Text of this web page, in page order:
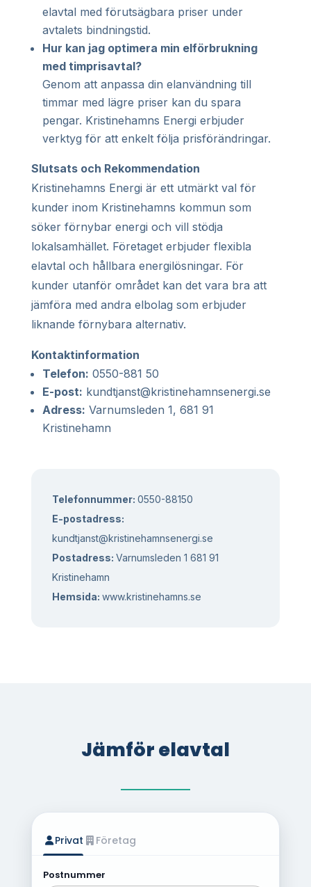
elavtal med förutsägbara priser under
avtalets bindningstid.
Hur kan jag optimera min elförbrukning
med timprisavtal?
Genom att anpassa din elanvändning till
timmar med lägre priser kan du spara
pengar. Kristinehamns Energi erbjuder
verktyg för att enkelt följa prisförändringar.
Slutsats och Rekommendation
Kristinehamns Energi är ett utmärkt val för
kunder inom Kristinehamns kommun som
söker förnybar energi och vill stödja
lokalsamhället. Företaget erbjuder flexibla
elavtal och hållbara energilösningar. För
kunder utanför området kan det vara bra att
jämföra med andra elbolag som erbjuder
liknande förnybara alternativ.
Kontaktinformation
Telefon: 0550-881 50
E-post: kundtjanst@kristinehamnsenergi.se
Adress: Varnumsleden 1, 681 91
Kristinehamn
Telefonnummer: 0550-88150
E-postadress:
kundtjanst@kristinehamnsenergi.se
Postadress: Varnumsleden 1 681 91
Kristinehamn
Hemsida: www.kristinehamns.se
Jämför elavtal
Privat Företag
Postnummer